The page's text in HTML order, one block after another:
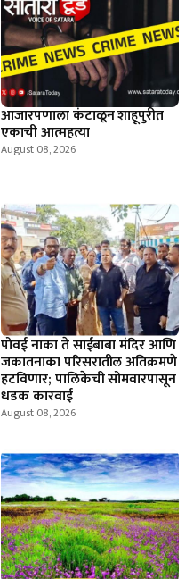
आजारपणाला कंटाळून शाहूपुरीत
एकाची आत्महत्या
August 08, 2026
पोवई नाका ते साईबाबा मंदिर आणि
जकातनाका परिसरातील अतिक्रमणे
हटविणार; पालिकेची सोमवारपासून
धडक कारवाई
August 08, 2026